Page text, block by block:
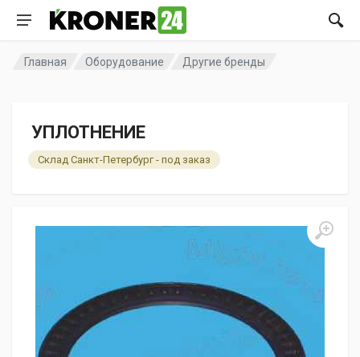
Главная Оборудование Другие бренды
УПЛОТНЕНИЕ
Склад Санкт-Петербург - под заказ